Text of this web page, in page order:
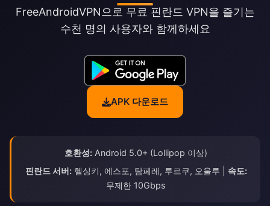
FreeAndroidVPN으로 무료 핀란드 VPN을 즐기는
수천 명의 사용자와 함께하세요
APK 다운로드
호환성: Android 5.0+ (Lollipop 이상)
핀란드 서버:헬싱키, 에스포, 탐페레, 투르쿠, 오울루 | 속도:
무제한 10Gbps